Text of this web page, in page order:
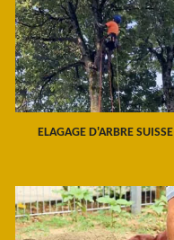
ELAGAGE D'ARBRE SUISSE